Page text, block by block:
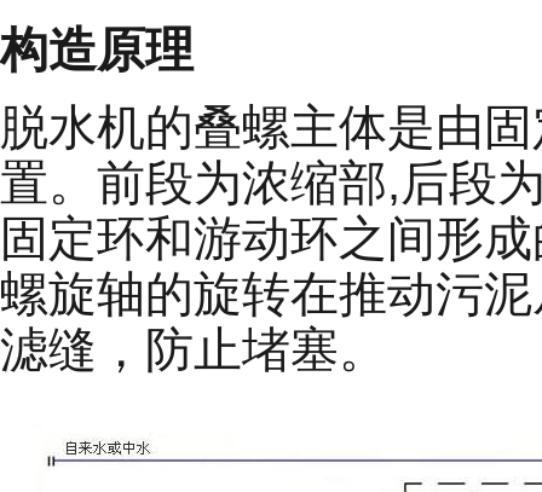
构造原理
脱水机的叠螺主体是由
置。前段为浓缩部,后段
固定环和游动环之间形
螺旋轴的旋转在推动污
滤缝，防止堵塞。